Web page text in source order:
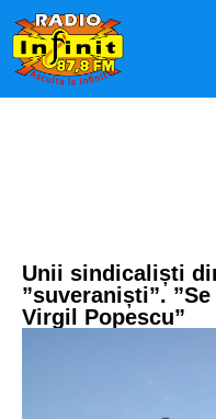
Unii sindicaliști
”suveraniști”.
Virgil Popescu”